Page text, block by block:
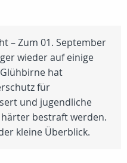
– Zum 01. September
wieder auf einige
hat
für
und jugendliche
bestraft werden.
kleine Überblick.